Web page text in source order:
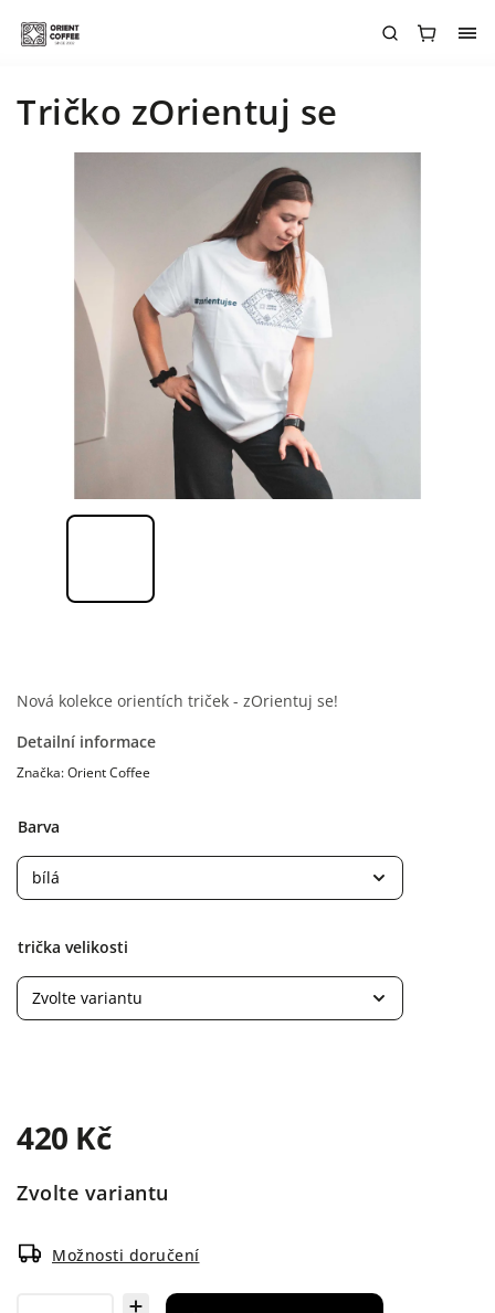
Tričko zOrientuj se
Nová kolekce orientích triček - zOrientuj se!
Detailní informace
Značka:Orient Coffee
Barva
trička velikosti
420 Kč
Zvolte variantu
Možnosti doručení